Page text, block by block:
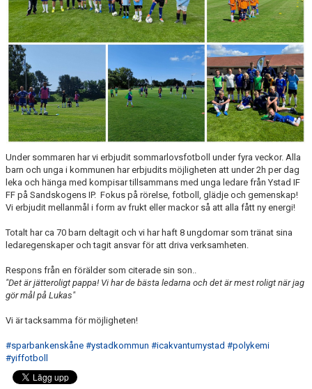
VITA HJÄRTAT I SAMHÄLLET
KLÄDPROFIL/YSTADS IF FOTBOLL
KIOSKVERKSAMHET PÅ SANDSKOGENS IP
ATT VARA VITAMIN I YIFFF
SAMARBETE NIU-GYMNASIUM FOTBOL YSTAD
Under sommaren har vi erbjudit sommarlovsfotboll under fyra veckor. Alla
barn och unga i kommunen har erbjudits möjligheten att under 2h per dag
leka och hänga med kompisar tillsammans med unga ledare från Ystad IF
FF på Sandskogens IP. Fokus på rörelse, fotboll, glädje och gemenskap!
Vi erbjudit mellanmål i form av frukt eller mackor så att alla fått ny energi!
Totalt har ca 70 barn deltagit och vi har haft 8 ungdomar som tränat sina
ledaregenskaper och tagit ansvar för att driva verksamheten.
Respons från en förälder som citerade sin son..
"Det är jätteroligt pappa! Vi har de bästa ledarna och det är mest roligt när jag
gör mål på Lukas"
Vi är tacksamma för möjligheten!
#sparbankenskåne #ystadkommun #icakvantumystad #polykemi
#yiffotboll